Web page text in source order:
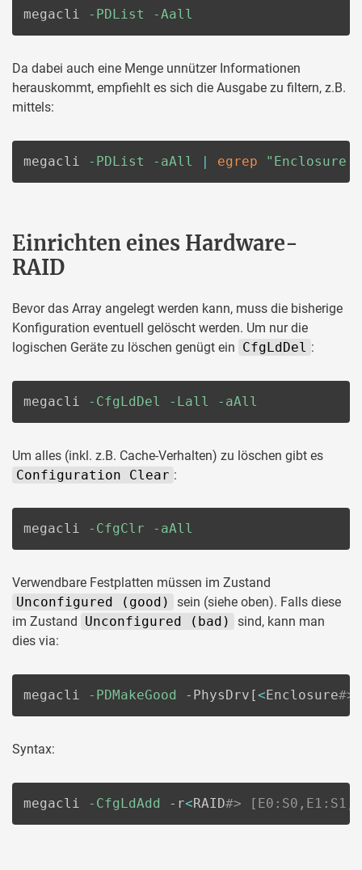
megacli -PDList -Aall
Da dabei auch eine Menge unnützer Informationen
herauskommt, empfiehlt es sich die Ausgabe zu filtern, z.B.
mittels:
megacli -PDList -aAll | egrep "Enclosure
Einrichten eines Hardware-
RAID
Bevor das Array angelegt werden kann, muss die bisherige
Konfiguration eventuell gelöscht werden. Um nur die
logischen Geräte zu löschen genügt ein CfgLdDel :
megacli -CfgLdDel -Lall -aAll
Um alles (inkl. z.B. Cache-Verhalten) zu löschen gibt es
Configuration Clear :
megacli -CfgClr -aAll
Verwendbare Festplatten müssen im Zustand
Unconfigured (good)
sein (siehe oben). Falls diese
im Zustand
Unconfigured (bad)
sind, kann man
dies via:
megacli -PDMakeGood -PhysDrv [<Enclosure
Syntax:
megacli -CfgLdAdd -r<RAID#>